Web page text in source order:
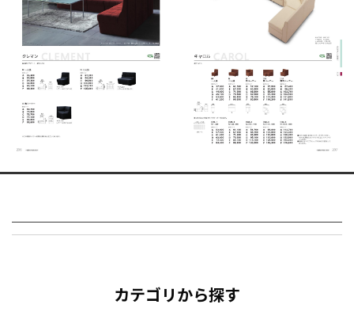
カテゴリから探す